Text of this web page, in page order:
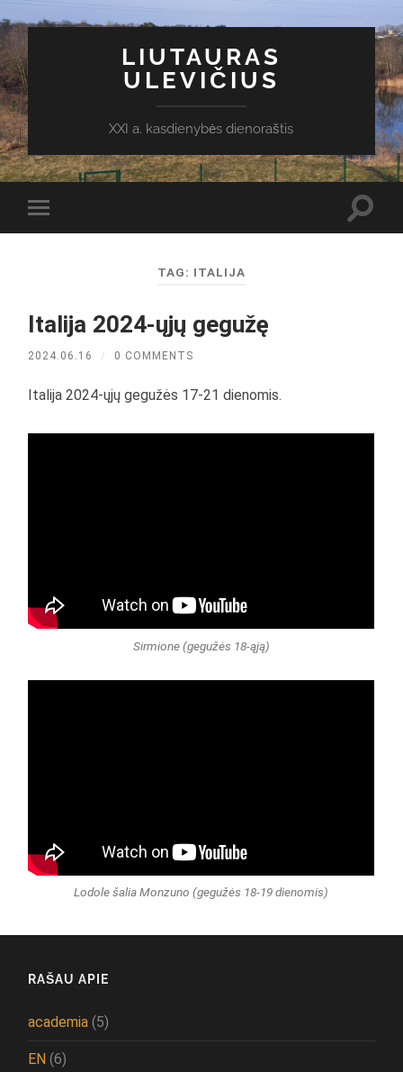
LIUTAURAS
ULEVIČIUS
XXI a. kasdienybės dienoraštis
Toggle
mobile
TAG: ITALIJA
Italija 2024-ųjų gegužę
2024.06.16 / 0 COMMENTS
Italija 2024-ųjų gegužės 17-21 dienomis.
Sirmione (gegužės 18-ąją)
Lodole šalia Monzuno (gegužės 18-19 dienomis)
RAŠAU APIE
academia (5)
EN (6)